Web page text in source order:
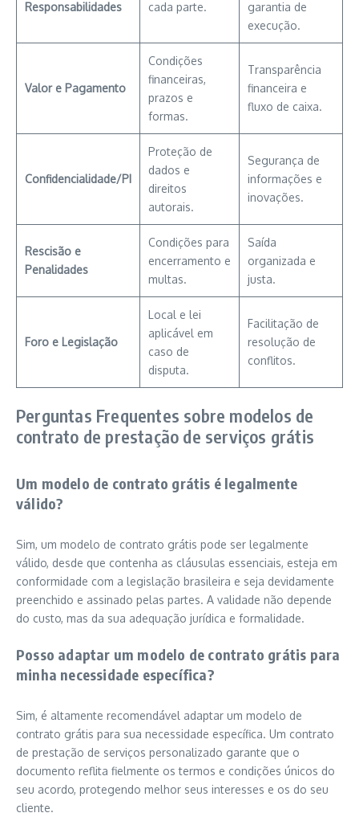
Responsabilidades
cada parte.
garantia de
execução.
Valor e Pagamento
Condições
financeiras,
prazos e
formas.
Transparência
financeira e
fluxo de caixa.
Confidencialidade/PI
Proteção de
dados e
direitos
autorais.
Segurança de
informações e
inovações.
Rescisão e
Penalidades
Condições para
encerramento e
multas.
Saída
organizada e
justa.
Foro e Legislação
Local e lei
aplicável em
caso de
disputa.
Facilitação de
resolução de
conflitos.
Perguntas Frequentes sobre modelos de
contrato de prestação de serviços grátis
Um modelo de contrato grátis é legalmente
válido?
Sim, um modelo de contrato grátis pode ser legalmente
válido, desde que contenha as cláusulas essenciais, esteja em
conformidade com a legislação brasileira e seja devidamente
preenchido e assinado pelas partes. A validade não depende
do custo, mas da sua adequação jurídica e formalidade.
Posso adaptar um modelo de contrato grátis para
minha necessidade específica?
Sim, é altamente recomendável adaptar um modelo de
contrato grátis para sua necessidade específica. Um contrato
de prestação de serviços personalizado garante que o
documento reflita fielmente os termos e condições únicos do
seu acordo, protegendo melhor seus interesses e os do seu
cliente.